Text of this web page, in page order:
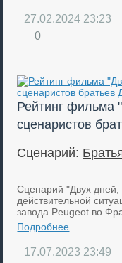
27.02.2024 23:23
0
Рейтинг фильма
сценаристов
Сценарий:
Сценарий "Двух
действительной
завода Peugeot во
Подробнее
17.07.2023 23:49